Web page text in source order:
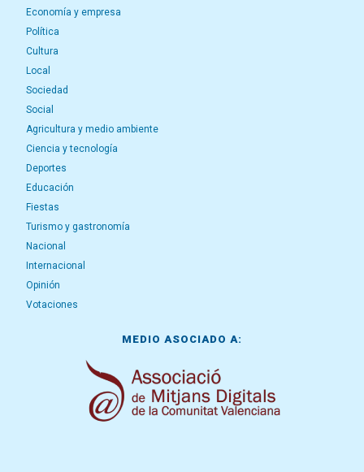
Economía y empresa
Política
Cultura
Local
Sociedad
Social
Agricultura y medio ambiente
Ciencia y tecnología
Deportes
Educación
Fiestas
Turismo y gastronomía
Nacional
Internacional
Opinión
Votaciones
MEDIO ASOCIADO A: